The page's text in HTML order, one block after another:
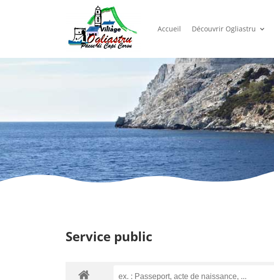
Accueil Découvrir Ogliastru
Service public